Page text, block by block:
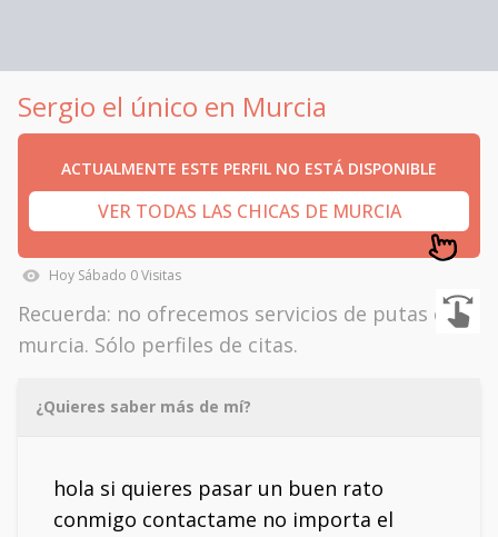
Sergio el único en Murcia
ACTUALMENTE ESTE PERFIL NO ESTÁ DISPONIBLE
VER TODAS LAS CHICAS DE MURCIA
Hoy Sábado 0Visitas
Recuerda: no ofrecemos servicios de putas en
murcia. Sólo perfiles de citas.
¿Quieres saber más de mí?
hola si quieres pasar un buen rato
conmigo contactame no importa el